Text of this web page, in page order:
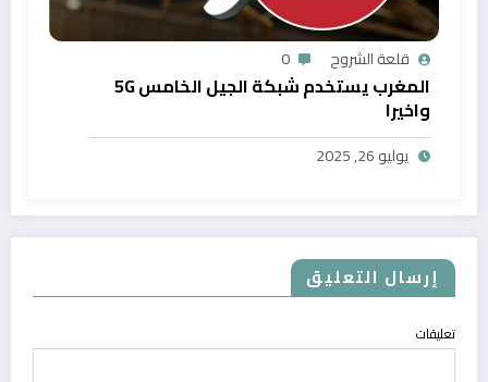
قلعة الشروح 0
المغرب يستخدم شبكة الجيل الخامس 5G
واخيرا
يوليو 26, 2025
إرسال التعليق
تعليقات